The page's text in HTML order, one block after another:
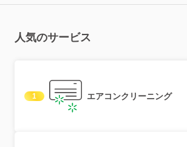
人気のサービス
1 エアコンクリーニング